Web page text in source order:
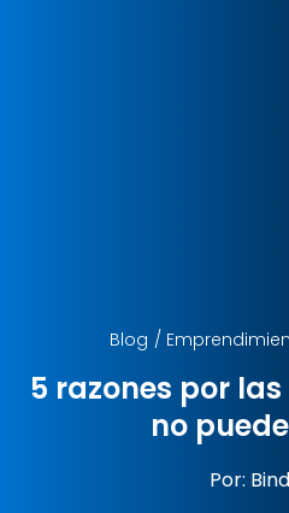
Blog /
5 razones por
no
Por: